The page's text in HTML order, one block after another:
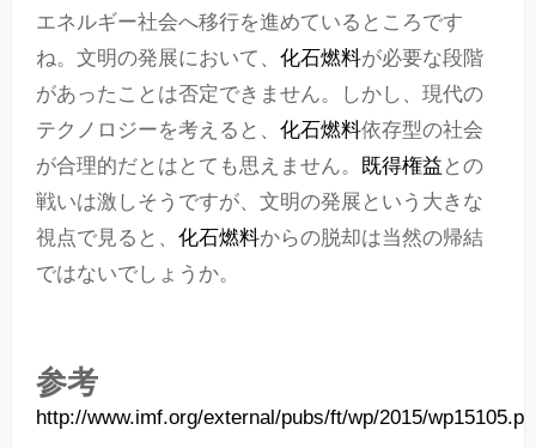
エネルギー社会へ移行を進めているところです
ね。文明の発展において、 化石燃料が必要な段階
があったことは否定できません。しかし、現代の
テクノロジーを考えると、 化石燃料依存型の社会
が合理的だとはとても思えません。
既得権益 との
戦いは激しそうですが、文明の発展という大きな
視点で見ると、 化石燃料からの脱却は当然の帰結
ではないでしょうか。
参考
http://www.imf.org/external/pubs/ft/wp/2015/